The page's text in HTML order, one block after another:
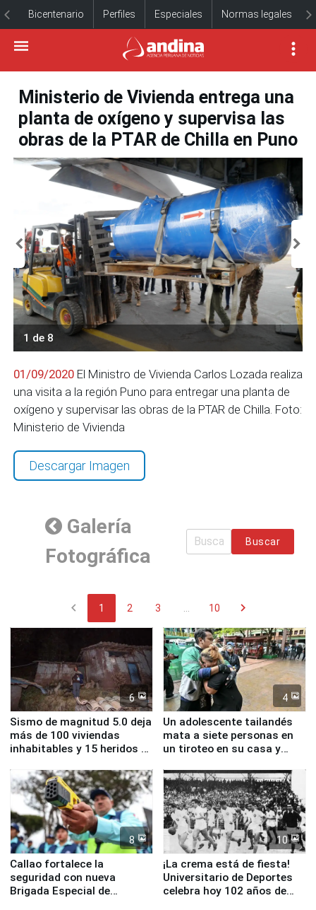
Bicentenario Perfiles Especiales Normas legales
Ministerio de Vivienda entrega una
planta de oxígeno y supervisa las
obras de la PTAR de Chilla en Puno
1 de 8
01/09/2020 El Ministro de Vivienda Carlos Lozada realiza
una visita a la región Puno para entregar una planta de
oxígeno y supervisar las obras de la PTAR de Chilla. Foto:
Ministerio de Vivienda
Descargar Imagen
Galería
Fotográfica
Buscar
chevron_left 1 2 3 10 chevron_right
6
Sismo de magnitud 5.0 deja
más de 100 viviendas
inhabitables y 15 heridos en
4
Un adolescente tailandés
mata a siete personas en
un tiroteo en su casa y
8
Callao fortalece la
seguridad con nueva
Brigada Especial de
10
¡La crema está de fiesta!
Universitario de Deportes
celebra hoy 102 años de